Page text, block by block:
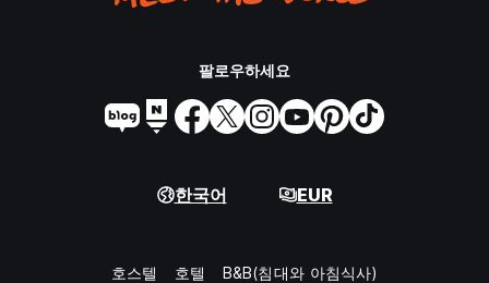
팔로우하세요
한국어 EUR
호스텔 호텔 B&B(침대와 아침식사)